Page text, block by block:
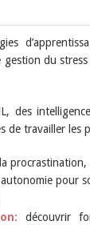
gestion du
des
de travailler les
pour
découvrir